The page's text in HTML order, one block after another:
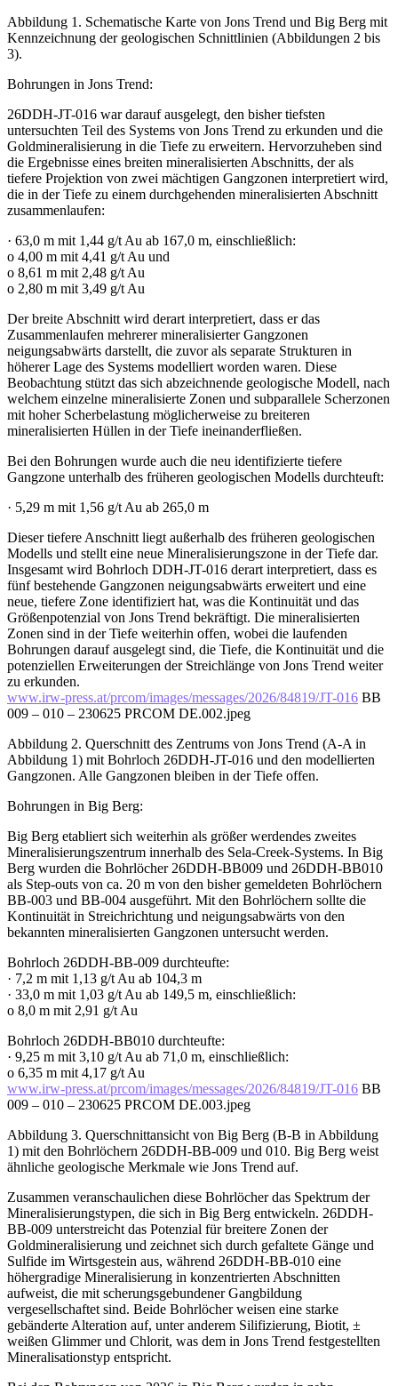
Abbildung 1. Schematische Karte von Jons Trend und Big Berg mit
Kennzeichnung der geologischen Schnittlinien (Abbildungen 2 bis
3).
Bohrungen in Jons Trend:
26DDH-JT-016 war darauf ausgelegt, den bisher tiefsten
untersuchten Teil des Systems von Jons Trend zu erkunden und die
Goldmineralisierung in die Tiefe zu erweitern. Hervorzuheben sind
die Ergebnisse eines breiten mineralisierten Abschnitts, der als
tiefere Projektion von zwei mächtigen Gangzonen interpretiert wird,
die in der Tiefe zu einem durchgehenden mineralisierten Abschnitt
zusammenlaufen:
· 63,0 m mit 1,44 g/t Au ab 167,0 m, einschließlich:
o 4,00 m mit 4,41 g/t Au und
o 8,61 m mit 2,48 g/t Au
o 2,80 m mit 3,49 g/t Au
Der breite Abschnitt wird derart interpretiert, dass er das
Zusammenlaufen mehrerer mineralisierter Gangzonen
neigungsabwärts darstellt, die zuvor als separate Strukturen in
höherer Lage des Systems modelliert worden waren. Diese
Beobachtung stützt das sich abzeichnende geologische Modell, nach
welchem einzelne mineralisierte Zonen und subparallele Scherzonen
mit hoher Scherbelastung möglicherweise zu breiteren
mineralisierten Hüllen in der Tiefe ineinanderfließen.
Bei den Bohrungen wurde auch die neu identifizierte tiefere
Gangzone unterhalb des früheren geologischen Modells durchteuft:
· 5,29 m mit 1,56 g/t Au ab 265,0 m
Dieser tiefere Anschnitt liegt außerhalb des früheren geologischen
Modells und stellt eine neue Mineralisierungszone in der Tiefe dar.
Insgesamt wird Bohrloch DDH-JT-016 derart interpretiert, dass es
fünf bestehende Gangzonen neigungsabwärts erweitert und eine
neue, tiefere Zone identifiziert hat, was die Kontinuität und das
Größenpotenzial von Jons Trend bekräftigt. Die mineralisierten
Zonen sind in der Tiefe weiterhin offen, wobei die laufenden
Bohrungen darauf ausgelegt sind, die Tiefe, die Kontinuität und die
potenziellen Erweiterungen der Streichlänge von Jons Trend weiter
zu erkunden.
www.irw-press.at/prcom/images/messages/2026/84819/JT-016 BB
009 – 010 – 230625 PRCOM DE.002.jpeg
Abbildung 2. Querschnitt des Zentrums von Jons Trend (A-A in
Abbildung 1) mit Bohrloch 26DDH-JT-016 und den modellierten
Gangzonen. Alle Gangzonen bleiben in der Tiefe offen.
Bohrungen in Big Berg:
Big Berg etabliert sich weiterhin als größer werdendes zweites
Mineralisierungszentrum innerhalb des Sela-Creek-Systems. In Big
Berg wurden die Bohrlöcher 26DDH-BB009 und 26DDH-BB010
als Step-outs von ca. 20 m von den bisher gemeldeten Bohrlöchern
BB-003 und BB-004 ausgeführt. Mit den Bohrlöchern sollte die
Kontinuität in Streichrichtung und neigungsabwärts von den
bekannten mineralisierten Gangzonen untersucht werden.
Bohrloch 26DDH-BB-009 durchteufte:
· 7,2 m mit 1,13 g/t Au ab 104,3 m
· 33,0 m mit 1,03 g/t Au ab 149,5 m, einschließlich:
o 8,0 m mit 2,91 g/t Au
Bohrloch 26DDH-BB010 durchteufte:
· 9,25 m mit 3,10 g/t Au ab 71,0 m, einschließlich:
o 6,35 m mit 4,17 g/t Au
www.irw-press.at/prcom/images/messages/2026/84819/JT-016 BB
009 – 010 – 230625 PRCOM DE.003.jpeg
Abbildung 3. Querschnittansicht von Big Berg (B-B in Abbildung
1) mit den Bohrlöchern 26DDH-BB-009 und 010. Big Berg weist
ähnliche geologische Merkmale wie Jons Trend auf.
Zusammen veranschaulichen diese Bohrlöcher das Spektrum der
Mineralisierungstypen, die sich in Big Berg entwickeln. 26DDH-
BB-009 unterstreicht das Potenzial für breitere Zonen der
Goldmineralisierung und zeichnet sich durch gefaltete Gänge und
Sulfide im Wirtsgestein aus, während 26DDH-BB-010 eine
höhergradige Mineralisierung in konzentrierten Abschnitten
aufweist, die mit scherungsgebundener Gangbildung
vergesellschaftet sind. Beide Bohrlöcher weisen eine starke
gebänderte Alteration auf, unter anderem Silifizierung, Biotit, ±
weißen Glimmer und Chlorit, was dem in Jons Trend festgestellten
Mineralisationstyp entspricht.